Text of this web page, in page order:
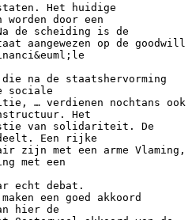
Het huidige
worden door een
de scheiding is de
aangewezen op de goodwill
die na de staatshervorming
sociale
… verdienen nochtans ook
Het
van solidariteit. De
Een rijke
zijn met een arme Vlaming,
met een
echt debat.
een goed akkoord
hier de